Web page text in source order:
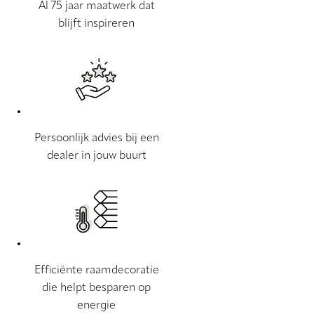
Al 75 jaar maatwerk dat
blijft inspireren
Persoonlijk advies bij een
dealer in jouw buurt
Efficiënte raamdecoratie
die helpt besparen op
energie